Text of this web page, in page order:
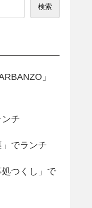
検索
」
チ
でランチ
つくし」で